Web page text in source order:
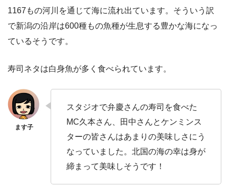
1167もの河川を通じて海に流れ出ています。そういう訳
で新潟の沿岸は600種もの魚種が生息する豊かな海になっ
ているそうです。
寿司ネタは白身魚が多く食べられています。
スタジオで弁慶さんの寿司を食べた
MC久本さん、田中さんとケンミンス
ターの皆さんはあまりの美味しさにう
なっていました。北国の海の幸は身が
締まって美味しそうです！